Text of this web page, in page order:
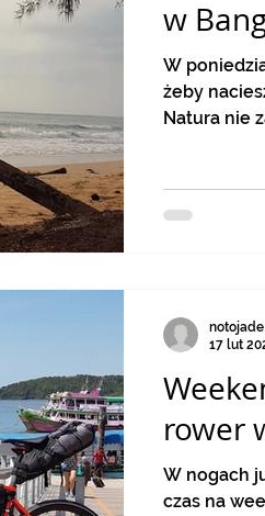
w
W
żeby
Natura nie
rower
W nogach
czas na
notojade
17 lut